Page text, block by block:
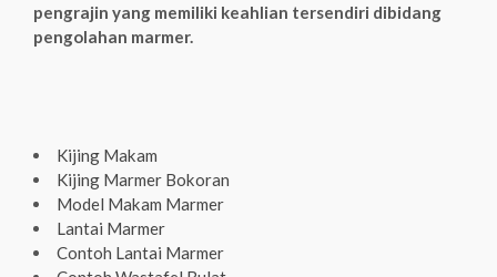
pengrajin yang memiliki keahlian tersendiri dibidang
pengolahan marmer.
Kijing Makam
Kijing Marmer Bokoran
Model Makam Marmer
Lantai Marmer
Contoh Lantai Marmer